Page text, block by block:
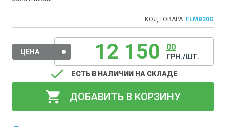
КОД ТОВАРА: FLMB20G
ЦЕНА 12 150 00
ГРН./ШТ.
done ЕСТЬ В НАЛИЧИИ НА СКЛАДЕ
shopping_cart ДОБАВИТЬ В КОРЗИНУ